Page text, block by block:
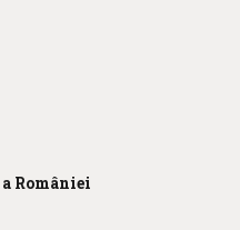
a României